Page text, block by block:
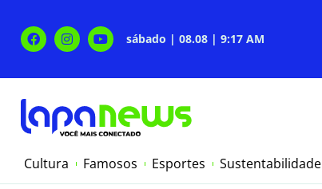
sábado | 08.08 | 9:17 AM
Cultura Famosos Esportes Sustentabilidade